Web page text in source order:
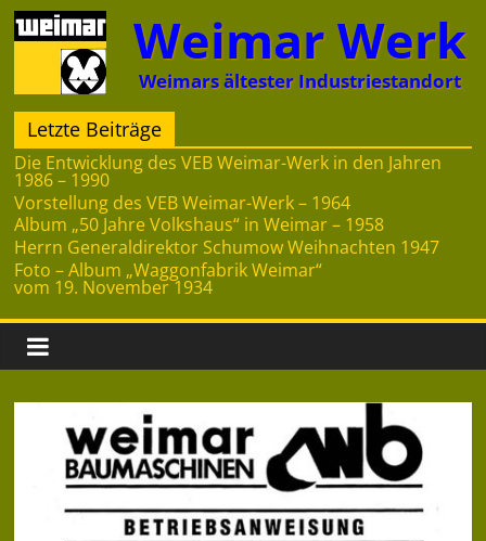
Zum
Inhalt
springen
Weimar Werk
Weimars ältester Industriestandort
Letzte Beiträge
Die Entwicklung des VEB Weimar-Werk in den Jahren
1986 – 1990
Vorstellung des VEB Weimar-Werk – 1964
Album „50 Jahre Volkshaus“ in Weimar – 1958
Herrn Generaldirektor Schumow Weihnachten 1947
Foto – Album „Waggonfabrik Weimar“
vom 19. November 1934